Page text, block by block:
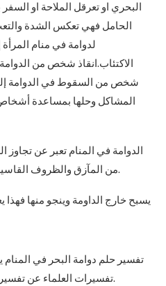
البحري او تعرقل الملاحة او
الحامل فهي تعكس الشدة
لدوامة في منام المرأة
الاكتئاب.انقاذ شخص من
شخص من السقوط في الدوامة
المشاكل وحلها بمساعدة
الدوامة في المنام تعبر عن تجاوز
من المآزق والظروف القاسية التي أحاطت به.رؤية الرائي انه.
يسبح خارج الداومة وينجو منها
تفسير حلم دوامة البحر في
تفسيرات العلماء عن تفسير حلم دوامة البحر في المنام.